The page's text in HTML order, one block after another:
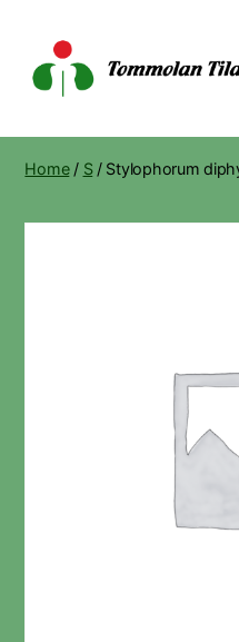
Tila
Home/ S/ Stylophorum